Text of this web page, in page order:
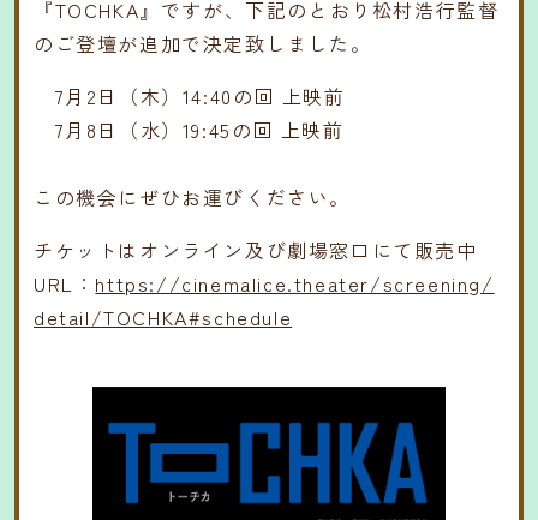
『TOCHKA』ですが、下記のとおり松村浩行監督
のご登壇が追加で決定致しました。
7月2日（木）14:40の回 上映前
7月8日（水）19:45の回 上映前
この機会にぜひお運びください。
チケットはオンライン及び劇場窓口にて販売中
URL： https://cinemalice.theater/screening/
detail/TOCHKA#schedule